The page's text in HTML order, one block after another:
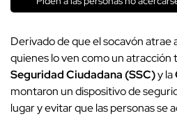
Derivado de que el socavón atrae
quienes lo ven como un atracción
Seguridad Ciudadana (SSC)y la
montaron un dispositivo de
lugar y evitar que las personas se